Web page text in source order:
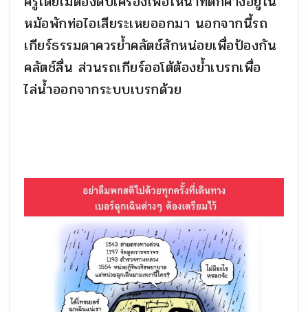
หม้อพักท่อไอเสียระเหยออกมา นอกจากนี้รถ
เกียร์ธรรมดาควรย้ำคลัตช์สักหน่อยเพื่อป้องกัน
คลัตช์ลื่น ส่วนรถเกียร์ออโต้ต้องย้ำเบรกเพื่อ
ไล่น้ำออกจากระบบเบรกด้วย